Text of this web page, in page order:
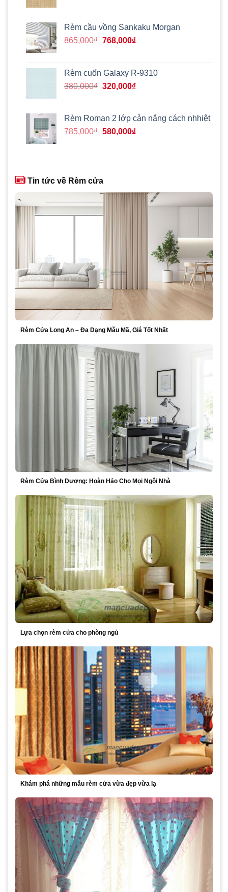
460,000₫.là:
400,000₫.
Rèm cầu vồng Sankaku Morgan
865,000₫ Giá
865,000₫.
768,000₫Giá
là:
768,000₫.
Rèm cuốn Galaxy R-9310
380,000₫ Giá
380,000₫.
320,000₫Giá
là:
320,000₫.
Rèm Roman 2 lớp cản nắng cách nhhiệt
785,000₫ Giá
580,000₫Giá
Tin tức về Rèm cửa
Rèm Cửa Long An – Đa Dạng Mẫu Mã, Giá Tốt Nhất
Rèm Cửa Bình Dương: Hoàn Hảo Cho Mọi Ngôi Nhà
Lựa chọn rèm cửa cho phòng ngủ
Khám phá những mẫu rèm cửa vừa đẹp vừa lạ